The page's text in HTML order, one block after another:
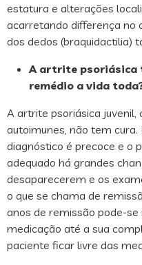
estatura e alterações
acarretando differença no
dos dedos (braquidactilia)
A artrite psoriásica
remédio a vida
A artrite psoriásica juvenil,
autoimunes, não tem
diagnóstico é precoce e o
adequado há grandes
desaparecerem e os
o que se chama de
anos de remissão pode-
medicação até a sua
paciente ficar livre das